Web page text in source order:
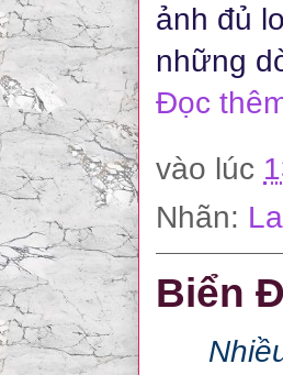
ảnh đủ
những
Đọc
vào lúc
Nhãn:
Biển